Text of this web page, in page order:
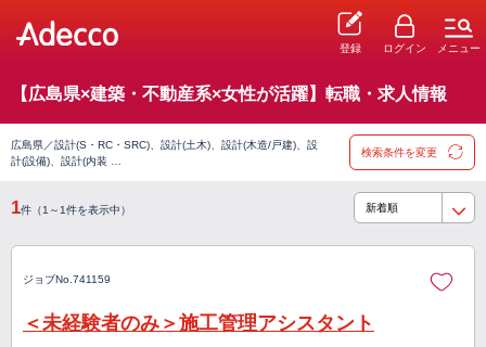
登録 ログイン メニュー
【広島県×建築・不動産系×女性が活躍】転職・求人情報
広島県／設計(S・RC・SRC)、設計(土木)、設計(木造/戸建)、設
計(設備)、設計(内装 …
検索条件を変更
1件（1～1件を表示中）
ジョブNo.741159
＜未経験者のみ＞施工管理アシスタント